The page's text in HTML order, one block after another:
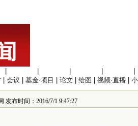
会议 基金·项目 论文 绘图 视频·直播
发布时间：2016/7/1 9:47:27